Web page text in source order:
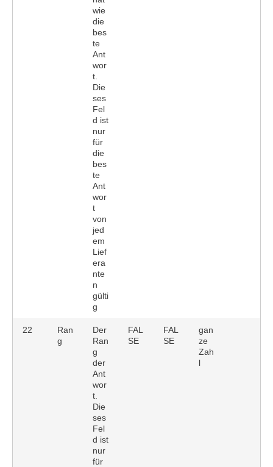
wie
die
bes
te
Ant
wor
t.
Die
ses
Fel
d ist
nur
für
die
bes
te
Ant
wor
t
von
jed
em
Lief
era
nte
n
gülti
g
22
Ran
g
Der
Ran
g
der
Ant
wor
t.
Die
ses
Fel
d ist
nur
für
FAL
SE
FAL
SE
gan
ze
Zah
l